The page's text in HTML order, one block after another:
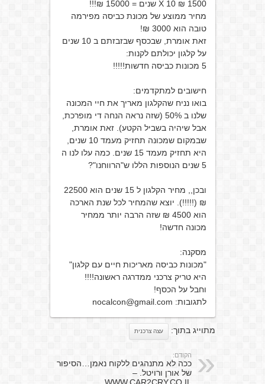
1500 ₪ X 10 שנים = 15000 ₪!!!
מחיר ממוצע של מכונת כביסה מפירמה
טובה הוא 3000 ₪!
זאת אומרת, שבכסף שבזבזתם ב 10 שנים
על קלגון יכולתם לקנות:
5 מכונות כביסה חדשות!!!!!
חישובים למתקדמים:
בואו נניח שהקלגון מאריך את חיי המכונה
שלנו ב 50% (שזה נראה הנחה די מופרכת,
אבל שיהיה בשביל הקטע). זאת אומרת,
שבמקום שמכונה תחזיק מעמד 10 שנים,
היא תחזיק מעמד 15 שנים. כמה עלו לנו ה
5 שנים הנוספות הללו ש"הרווחנו"?
ובכן,, מחיר הקלגון ל 15 שנים הוא 22500
₪ (!!!!!). יוצא שהמחיר לכל שנת הארכה
הוא 4500 ₪ שזה הרבה יותר ממחיר
מכונה חדשה!
מסקנה:
"מכונות כביסה מאריכות חיים עם קלגון"
היא טריק צרכני ממדרגה ראשונה!!!!
וחבל על הכסף!
לתגובות: nocalcon@gmail.com
מתוייג בתוך: עצה צרכנית
הקודם:
ככה לא מתנהגים ללקוח נאמן…הסיפור
של אורן ורויטל. –